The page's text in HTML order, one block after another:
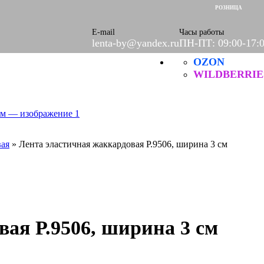
E-mail
lenta-by@yandex.ru
Часы работы
ПН-ПТ: 09:00-
OZON
РОЗНИЦА
» Лента эластичная жаккардовая Р.9506, ширина 3 см
Р.9506, ширина 3 см